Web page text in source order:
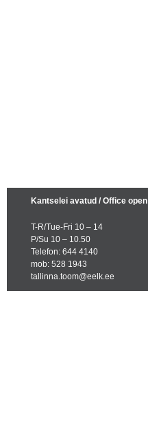
Kantselei avatud / Office open
T-R/Tue-Fri 10 – 14
P/Su 10 – 10.50
Telefon: 644 4140
mob: 528 1943
tallinna.toom@eelk.ee